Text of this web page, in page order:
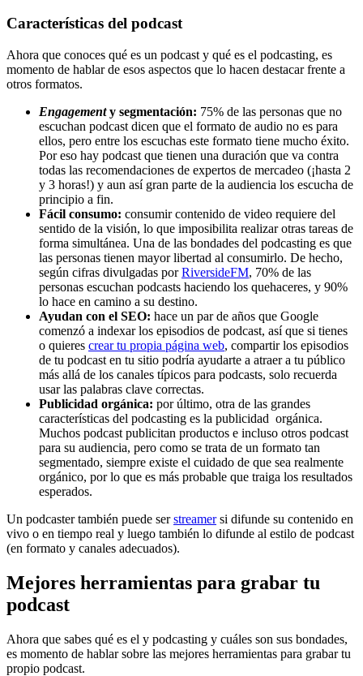
Características del podcast
Ahora que conoces qué es un podcast y qué es el podcasting, es
momento de hablar de esos aspectos que lo hacen destacar frente a
otros formatos.
Engagementy segmentación: 75% de las personas que no
escuchan podcast dicen que el formato de audio no es para
ellos, pero entre los escuchas este formato tiene mucho éxito.
Por eso hay podcast que tienen una duración que va contra
todas las recomendaciones de expertos de mercadeo (¡hasta 2
y 3 horas!) y aun así gran parte de la audiencia los escucha de
principio a fin.
Fácil consumo: consumir contenido de video requiere del
sentido de la visión, lo que imposibilita realizar otras tareas de
forma simultánea. Una de las bondades del podcasting es que
las personas tienen mayor libertad al consumirlo. De hecho,
según cifras divulgadas porRiversideFM, 70% de las
personas escuchan podcasts haciendo los quehaceres, y 90%
lo hace en camino a su destino.
Ayudan con el SEO: hace un par de años que Google
comenzó a indexar los episodios de podcast, así que si tienes
o quieres crear tu propia página web, compartir los episodios
de tu podcast en tu sitio podría ayudarte a atraer a tu público
más allá de los canales típicos para podcasts, solo recuerda
usar las palabras clave correctas.
Publicidad orgánica: por último, otra de las grandes
características del podcasting es la publicidad orgánica.
Muchos podcast publicitan productos e incluso otros podcast
para su audiencia, pero como se trata de un formato tan
segmentado, siempre existe el cuidado de que sea realmente
orgánico, por lo que es más probable que traiga los resultados
esperados.
Un podcaster también puede serstreamersi difunde su contenido en
vivo o en tiempo real y luego también lo difunde al estilo de podcast
(en formato y canales adecuados).
Mejores herramientas para grabar tu
podcast
Ahora que sabes qué es el y podcasting y cuáles son sus bondades,
es momento de hablar sobre las mejores herramientas para grabar tu
propio podcast.